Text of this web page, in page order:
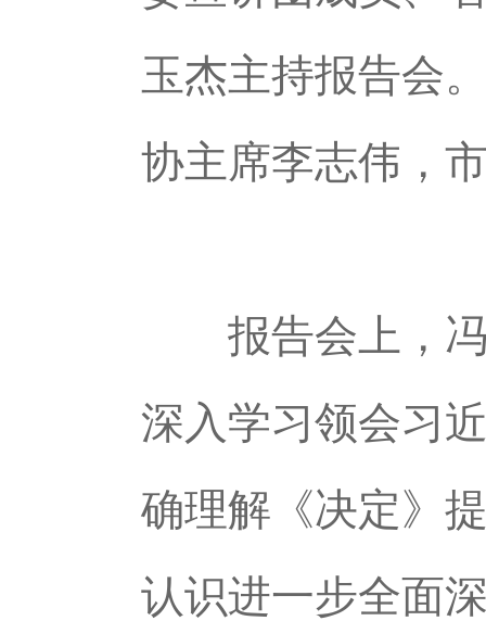
玉杰主持报告会
协主席李志伟，
报告会上，冯
深入学习领会习
确理解《决定》
认识进一步全面